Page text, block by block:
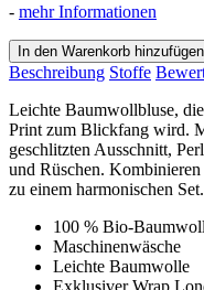
- mehr Informationen
In den Warenkorb hinzufügen
Beschreibung Stoffe
Leichte Baumwollbluse,
Print zum Blickfang wird.
geschlitzten Ausschnitt,
und Rüschen.
zu einem harmonischen Set.
100 % Bio-
Maschinenwäsche
Leichte Baumwolle
Exklusiver Wrap